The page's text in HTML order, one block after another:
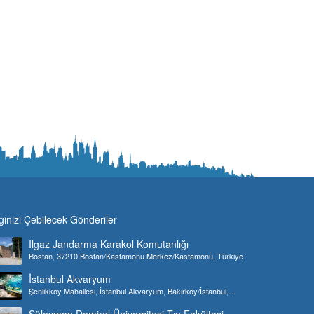
Çebilecek Gönderiler
Ilgaz Jandarma Karakol Komutanlığı
Bostan, 37210 Bostan/Kastamonu Merkez/Kastamonu, Türkiye
İstanbul Akvaryum
Şenlikköy Mahallesi, İstanbul Akvaryum, Bakırköy/İstanbul,